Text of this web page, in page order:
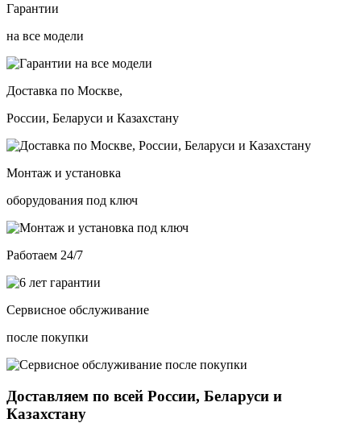
Гарантии
на все модели
Доставка по Москве,
России, Беларуси и Казахстану
Монтаж и установка
оборудования под ключ
Работаем 24/7
Сервисное обслуживание
после покупки
Доставляем по всей России, Беларуси и
Казахстану